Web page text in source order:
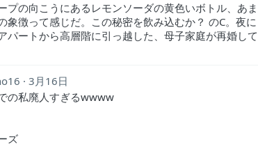
プの向こうにあるレモンソーダの黄色いボトル、あま
象徴って感じだ。この秘密を飲み込むか？ のC。夜に
パートから高層階に引っ越した、母子家庭が再婚して
3月16日
の私廃人すぎるwwww
ズ